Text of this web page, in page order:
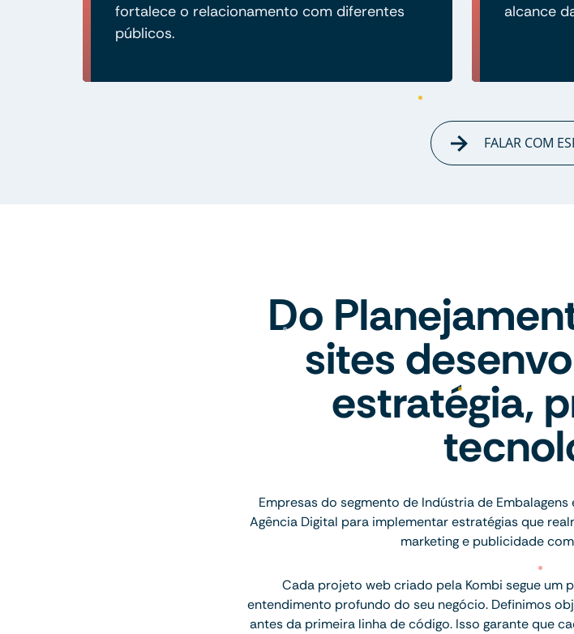
fortalece o relacionamento com diferentes
públicos.
alcance
FALAR COM
Do
sites
estratégia,
Empresas do segmento de Indústria de
Agência Digital para implementar estratégias que
marketing e publicidade
Cada projeto web criado pela Kombi segue um
entendimento profundo do seu negócio. Definimos
antes da primeira linha de código. Isso garante que